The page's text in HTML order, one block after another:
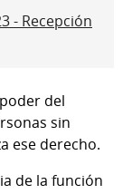
- Recepción
del
sin
ese derecho.
de la función